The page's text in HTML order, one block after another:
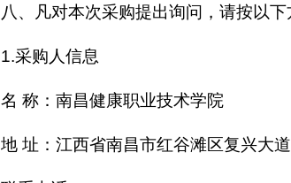
八、凡对本次采购提出询问，请按以下
1.采购人信息
名 称：南昌健康职业技术学院
地 址：江西省南昌市红谷滩区复兴大